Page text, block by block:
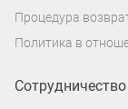
Процедура
Политика в
Сотрудничество